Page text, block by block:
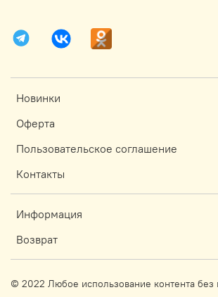
Новинки
Оферта
Пользовательское соглашение
Контакты
Информация
Возврат
© 2022 Любое использование контента без